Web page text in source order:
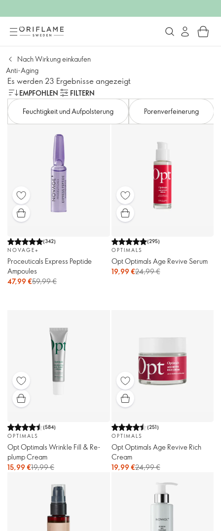
Nach Wirkung einkaufen
Anti-Aging
Es werden 23 Ergebnisse angezeigt
EMPFOHLEN
FILTERN
Feuchtigkeit und Aufpolsterung
Porenverfeinerung
(342)
NOVAGE+
Proceuticals Express Peptide
Ampoules
47,99 €59,99 €
(295)
OPTIMALS
Opt Optimals Age Revive Serum
19,99 €24,99 €
(584)
OPTIMALS
Opt Optimals Wrinkle Fill & Re-
plump Cream
15,99 €19,99 €
(251)
OPTIMALS
Opt Optimals Age Revive Rich
Cream
19,99 €24,99 €